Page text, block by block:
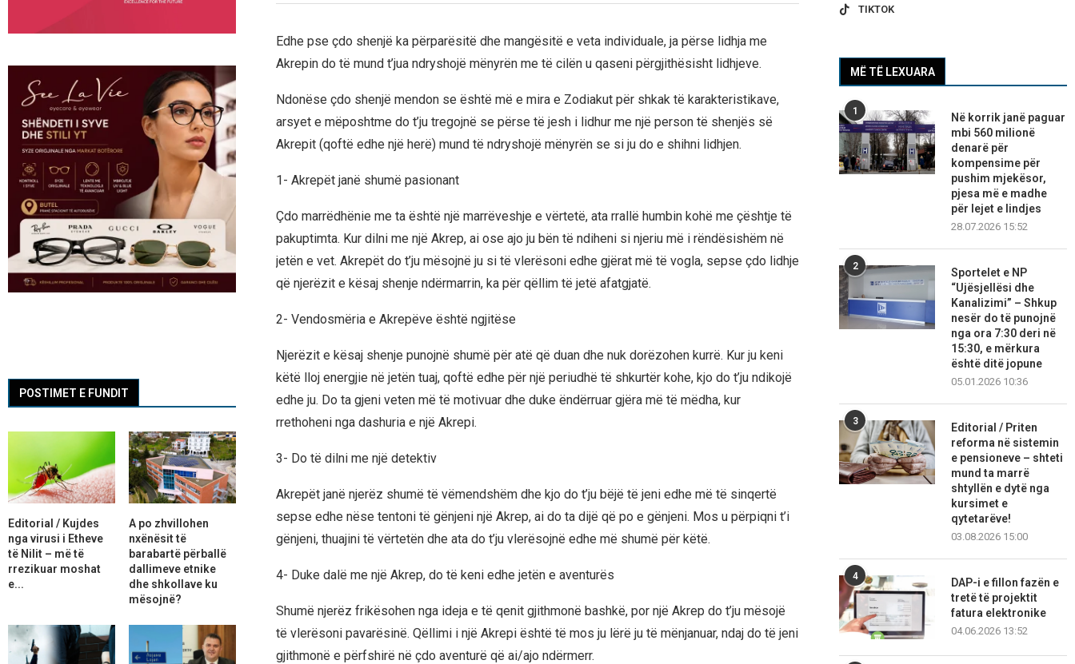
Edhe pse çdo shenjë ka përparësitë dhe mangësitë e veta individuale, ja përse lidhja me
Akrepin do të mund t’jua ndryshojë mënyrën me të cilën u qaseni përgjithësisht lidhjeve.
Ndonëse çdo shenjë mendon se është më e mira e Zodiakut për shkak të karakteristikave,
arsyet e mëposhtme do t’ju tregojnë se përse të jesh i lidhur me një person të shenjës së
Akrepit (qoftë edhe një herë) mund të ndryshojë mënyrën se si ju do e shihni lidhjen.
1- Akrepët janë shumë pasionant
Çdo marrëdhënie me ta është një marrëveshje e vërtetë, ata rrallë humbin kohë me çështje të
pakuptimta. Kur dilni me një Akrep, ai ose ajo ju bën të ndiheni si njeriu më i rëndësishëm në
jetën e vet. Akrepët do t’ju mësojnë ju si të vlerësoni edhe gjërat më të vogla, sepse çdo lidhje
që njerëzit e kësaj shenje ndërmarrin, ka për qëllim të jetë afatgjatë.
2- Vendosmëria e Akrepëve është ngjitëse
Njerëzit e kësaj shenje punojnë shumë për atë që duan dhe nuk dorëzohen kurrë. Kur ju keni
këtë lloj energjie në jetën tuaj, qoftë edhe për një periudhë të shkurtër kohe, kjo do t’ju ndikojë
edhe ju. Do ta gjeni veten më të motivuar dhe duke ëndërruar gjëra më të mëdha, kur
rrethoheni nga dashuria e një Akrepi.
3- Do të dilni me një detektiv
Akrepët janë njerëz shumë të vëmendshëm dhe kjo do t’ju bëjë të jeni edhe më të sinqertë
sepse edhe nëse tentoni të gënjeni një Akrep, ai do ta dijë që po e gënjeni. Mos u përpiqni t’i
gënjeni, thuajini të vërtetën dhe ata do t’ju vlerësojnë edhe më shumë për këtë.
4- Duke dalë me një Akrep, do të keni edhe jetën e aventurës
Shumë njerëz frikësohen nga ideja e të qenit gjithmonë bashkë, por një Akrep do t’ju mësojë
të vlerësoni pavarësinë. Qëllimi i një Akrepi është të mos ju lërë ju të mënjanuar, ndaj do të jeni
gjithmonë e përfshirë në çdo aventurë që ai/ajo ndërmerr.
TIKTOK
MË TË LEXUARA
1
Në korrik janë paguar
mbi 560 milionë
denarë për
kompensime për
pushim mjekësor,
pjesa më e madhe
për lejet e lindjes
28.07.2026 15:52
2
Sportelet e NP
“Ujësjellësi dhe
Kanalizimi” – Shkup
nesër do të punojnë
nga ora 7:30 deri në
15:30, e mërkura
është ditë jopune
05.01.2026 10:36
3
Editorial / Priten
reforma në sistemin
e pensioneve – shteti
mund ta marrë
shtyllën e dytë nga
kursimet e
qytetarëve!
03.08.2026 15:00
4
DAP-i e fillon fazën e
tretë të projektit
fatura elektronike
04.06.2026 13:52
POSTIMET E FUNDIT
Editorial / Kujdes
nga virusi i Etheve
të Nilit – më të
rrezikuar moshat
e...
A po zhvillohen
nxënësit të
barabartë përballë
dallimeve etnike
dhe shkollave ku
mësojnë?